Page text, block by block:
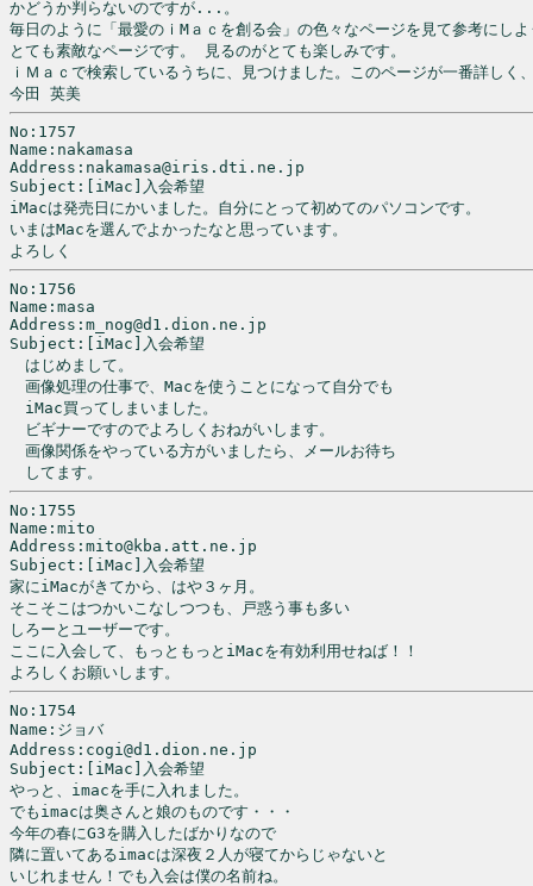
かどうか判らないのですが...。
毎日のように「最愛のｉMａｃを創る会」の色々なページを見て参考にし
とても素敵なページです。 見るのがとても楽しみです。
ｉＭａｃで検索しているうちに、見つけました。このページが一番詳しく
今田 英美
No:1757
Name:nakamasa
Address:nakamasa@iris.dti.ne.jp
Subject:[iMac]入会希望
iMacは発売日にかいました。自分にとって初めてのパソコンです。
いまはMacを選んでよかったなと思っています。
よろしく
No:1756
Name:masa
Address:m_nog@d1.dion.ne.jp
Subject:[iMac]入会希望
はじめまして。
画像処理の仕事で、Macを使うことになって自分でも
iMac買ってしまいました。
ビギナーですのでよろしくおねがいします。
画像関係をやっている方がいましたら、メールお待ち
してます。
No:1755
Name:mito
Address:mito@kba.att.ne.jp
Subject:[iMac]入会希望
家にiMacがきてから、はや３ヶ月。
そこそこはつかいこなしつつも、戸惑う事も多い
しろーとユーザーです。
ここに入会して、もっともっとiMacを有効利用せねば！！
よろしくお願いします。
No:1754
Name:ジョバ
Address:cogi@d1.dion.ne.jp
Subject:[iMac]入会希望
やっと、imacを手に入れました。
でもimacは奥さんと娘のものです・・・
今年の春にG3を購入したばかりなので
隣に置いてあるimacは深夜２人が寝てからじゃないと
いじれません！でも入会は僕の名前ね。